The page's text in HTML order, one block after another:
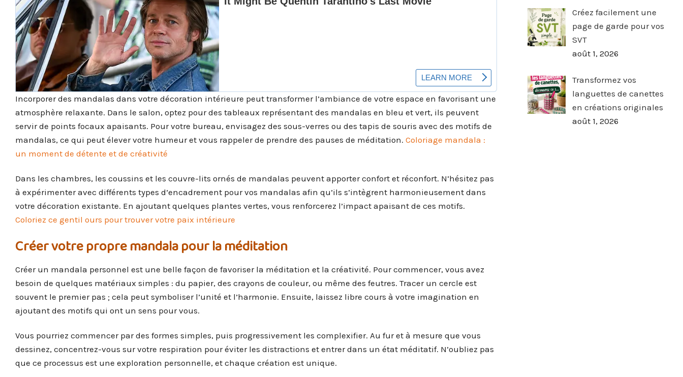
Incorporer des mandalas dans votre décoration intérieure peut transformer l’ambiance de votre espace en favorisant une
atmosphère relaxante. Dans le salon, optez pour des tableaux représentant des mandalas en bleu et vert, ils peuvent
servir de points focaux apaisants. Pour votre bureau, envisagez des sous-verres ou des tapis de souris avec des motifs de
mandalas, ce qui peut élever votre humeur et vous rappeler de prendre des pauses de méditation. Coloriage mandala :
un moment de détente et de créativité
Dans les chambres, les coussins et les couvre-lits ornés de mandalas peuvent apporter confort et réconfort. N’hésitez pas
à expérimenter avec différents types d’encadrement pour vos mandalas afin qu’ils s’intègrent harmonieusement dans
votre décoration existante. En ajoutant quelques plantes vertes, vous renforcerez l’impact apaisant de ces motifs.
Coloriez ce gentil ours pour trouver votre paix intérieure
Créer votre propre mandala pour la méditation
Créer un mandala personnel est une belle façon de favoriser la méditation et la créativité. Pour commencer, vous avez
besoin de quelques matériaux simples : du papier, des crayons de couleur, ou même des feutres. Tracer un cercle est
souvent le premier pas ; cela peut symboliser l’unité et l’harmonie. Ensuite, laissez libre cours à votre imagination en
ajoutant des motifs qui ont un sens pour vous.
Vous pourriez commencer par des formes simples, puis progressivement les complexifier. Au fur et à mesure que vous
dessinez, concentrez-vous sur votre respiration pour éviter les distractions et entrer dans un état méditatif. N’oubliez pas
que ce processus est une exploration personnelle, et chaque création est unique.
Créez facilement une
page de garde pour vos
SVT
août 1, 2026
Transformez vos
languettes de canettes
en créations originales
août 1, 2026